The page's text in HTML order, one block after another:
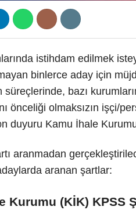
istihdam edilmek
binlerce aday için
süreçlerinde, bazı
önceliği olmaksızın işçi/
duyuru Kamu İhale
aranmadan
aranan şartlar:
Kurumu (KİK) KPSS